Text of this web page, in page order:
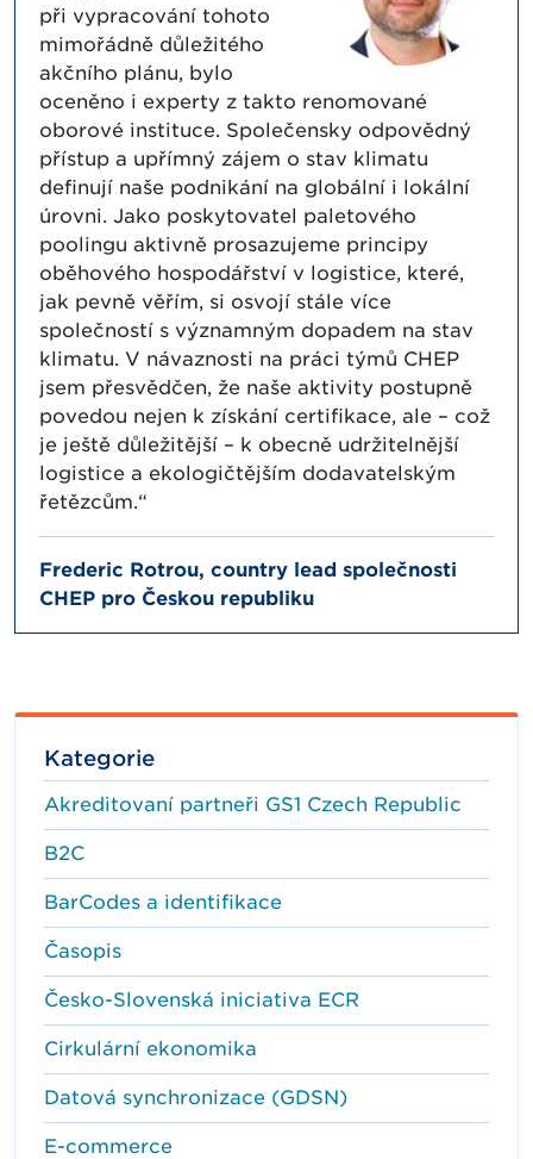
při vypracování tohoto
mimořádně důležitého
akčního plánu, bylo
oceněno i experty z takto renomované
oborové instituce. Společensky odpovědný
přístup a upřímný zájem o stav klimatu
definují naše podnikání na globální i lokální
úrovni. Jako poskytovatel paletového
poolingu aktivně prosazujeme principy
oběhového hospodářství v logistice, které,
jak pevně věřím, si osvojí stále více
společností s významným dopadem na stav
klimatu. V návaznosti na práci týmů CHEP
jsem přesvědčen, že naše aktivity postupně
povedou nejen k získání certifikace, ale – což
je ještě důležitější – k obecně udržitelnější
logistice a ekologičtějším dodavatelským
řetězcům.“
Frederic Rotrou, country lead společnosti
CHEP pro Českou republiku
Kategorie
Akreditovaní partneři GS1 Czech Republic
B2C
BarCodes a identifikace
Časopis
Česko-Slovenská iniciativa ECR
Cirkulární ekonomika
Datová synchronizace (GDSN)
E-commerce